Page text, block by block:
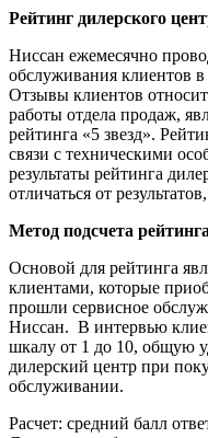
Рейтинг дилерского
Ниссан ежемесячно
обслуживания клиентов
Отзывы клиентов
работы отдела продаж,
рейтинга «5 звезд».
связи с техническими
результаты рейтинга
отличаться от
Метод подсчета рейтинга
Основой для рейтинга
клиентами, которые
прошли сервисное
Ниссан. В интервью
шкалу от 1 до 10, общую
дилерский центр при
обслуживании.
Расчет: средний балл